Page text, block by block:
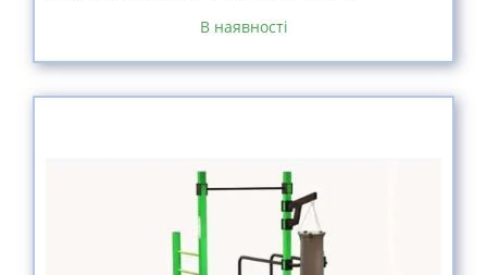
В наявності